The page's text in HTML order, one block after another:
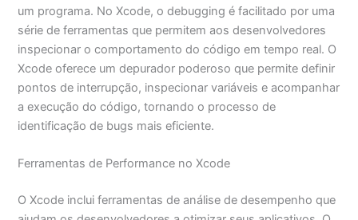
um programa. No Xcode, o debugging é facilitado por uma
série de ferramentas que permitem aos desenvolvedores
inspecionar o comportamento do código em tempo real. O
Xcode oferece um depurador poderoso que permite definir
pontos de interrupção, inspecionar variáveis e acompanhar
a execução do código, tornando o processo de
identificação de bugs mais eficiente.
Ferramentas de Performance no Xcode
O Xcode inclui ferramentas de análise de desempenho que